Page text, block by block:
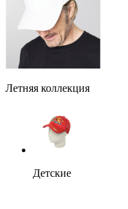
Летняя коллекция
Детские